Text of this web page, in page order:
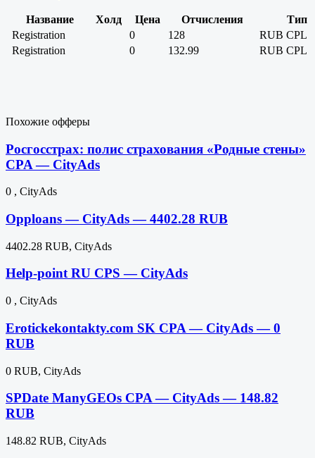
Название Холд Цена Отчисления
Тип
Registration
0 128 RUB CPL
Registration
0 132.99 RUB CPL
Похожие офферы
Росгосстрах: полис страхования «Родные стены»
CPA — CityAds
0 , CityAds
Opploans — CityAds — 4402.28 RUB
4402.28 RUB, CityAds
Help-point RU CPS — CityAds
0 , CityAds
Erotickekontakty.com SK CPA — CityAds — 0
RUB
0 RUB, CityAds
SPDate ManyGEOs CPA — CityAds — 148.82
RUB
148.82 RUB, CityAds